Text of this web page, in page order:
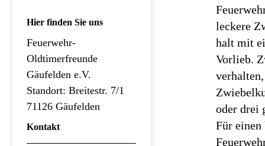
Hier finden Sie uns
Feuerwehr-
Oldtimerfreunde
Gäufelden e.V.
Standort: Breitestr. 7/1
71126 Gäufelden
Kontakt
leckere
halt mit
Vorlieb.
oder drei
Für einen